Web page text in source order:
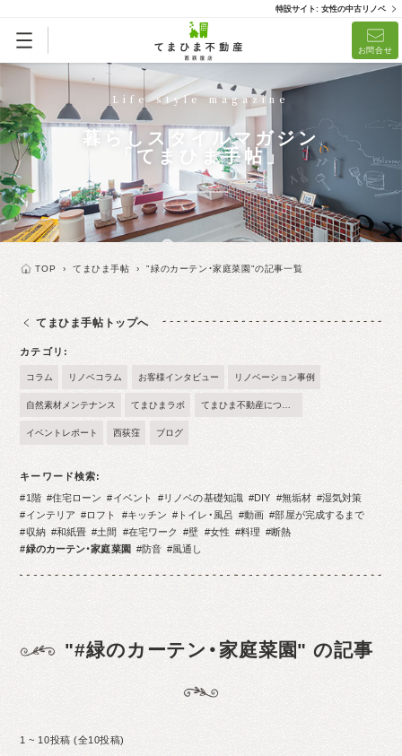
特設サイト: 女性の中古リノベ
お問合せ
Life style magazine
暮らしスタイルマガジン
「てまひま手帖」
TOP › てまひま手帖 › "緑のカーテン・家庭菜園"の記事一覧
てまひま手帖トップへ
カテゴリ
コラム リノベコラム お客様インタビュー リノベーション事例
自然素材メンテナンス てまひまラボ
イベントレポート 西荻窪 ブログ
キーワード検索
1階
住宅ローン イベント リノベの基礎知識 DIY 無垢材
湿気対策
インテリア
ロフト キッチン トイレ・風呂 動画
部屋が完成するまで
収納
和紙畳 土間 在宅ワーク 壁 女性 料理
断熱
緑のカーテン・家庭菜園
防音 風通し
"#緑のカーテン・家庭菜園" の記事
1 ~ 10投稿 (全10投稿)